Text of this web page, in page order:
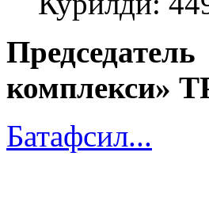
комплекси»
Батафсил...